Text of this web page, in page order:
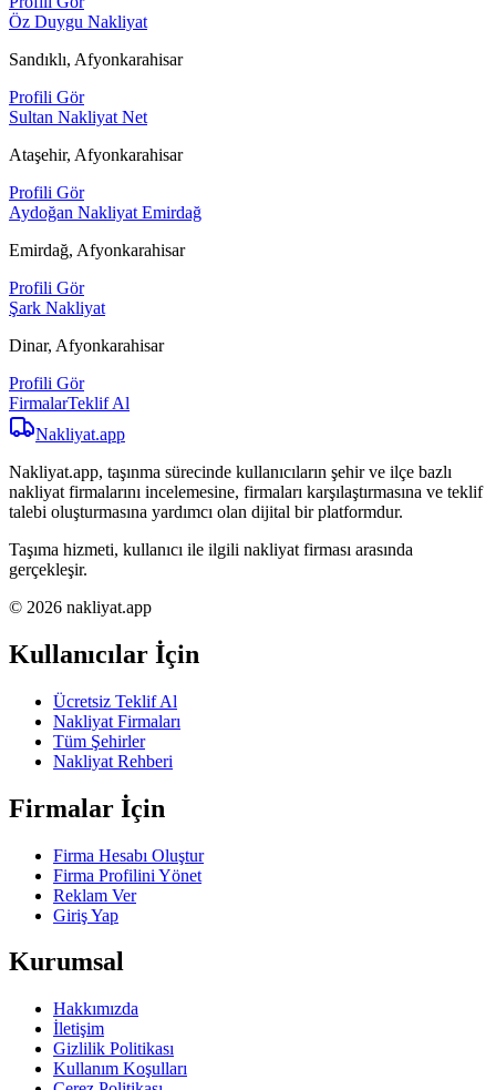
Öz Duygu Nakliyat
Sandıklı, Afyonkarahisar
Profili Gör
Sultan Nakliyat Net
Ataşehir, Afyonkarahisar
Profili Gör
Aydoğan Nakliyat Emirdağ
Emirdağ, Afyonkarahisar
Profili Gör
Şark Nakliyat
Dinar, Afyonkarahisar
Profili Gör
FirmalarTeklif Al
Nakliyat.app
Nakliyat.app, taşınma sürecinde kullanıcıların şehir ve ilçe bazlı
nakliyat firmalarını incelemesine, firmaları karşılaştırmasına ve teklif
talebi oluşturmasına yardımcı olan dijital bir platformdur.
Taşıma hizmeti, kullanıcı ile ilgili nakliyat firması arasında
gerçekleşir.
© 2026 nakliyat.app
Kullanıcılar İçin
Ücretsiz Teklif Al
Nakliyat Firmaları
Tüm Şehirler
Nakliyat Rehberi
Firmalar İçin
Firma Hesabı Oluştur
Firma Profilini Yönet
Reklam Ver
Giriş Yap
Kurumsal
Hakkımızda
İletişim
Gizlilik Politikası
Kullanım Koşulları